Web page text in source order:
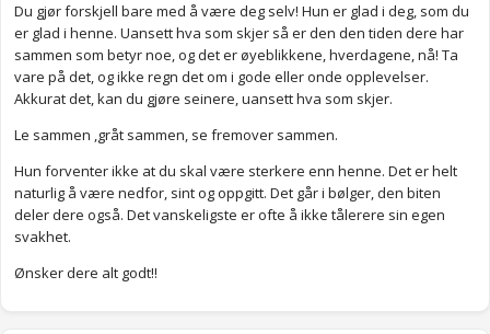
Du gjør forskjell bare med å være deg selv! Hun er glad i deg, som du
er glad i henne. Uansett hva som skjer så er den den tiden dere har
sammen som betyr noe, og det er øyeblikkene, hverdagene, nå! Ta
vare på det, og ikke regn det om i gode eller onde opplevelser.
Akkurat det, kan du gjøre seinere, uansett hva som skjer.
Le sammen ,gråt sammen, se fremover sammen.
Hun forventer ikke at du skal være sterkere enn henne. Det er helt
naturlig å være nedfor, sint og oppgitt. Det går i bølger, den biten
deler dere også. Det vanskeligste er ofte å ikke tålerere sin egen
svakhet.
Ønsker dere alt godt!!